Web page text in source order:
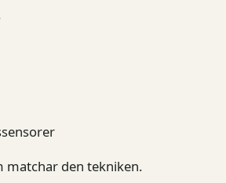
matchar den tekniken.